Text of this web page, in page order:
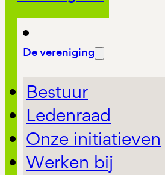
De vereniging
Bestuur
Ledenraad
Onze initiatieven
Werken bij